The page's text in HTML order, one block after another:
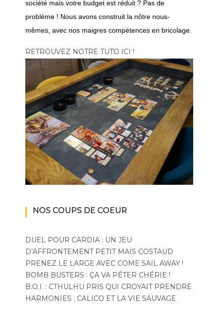
société mais votre budget est réduit ? Pas de
problème ! Nous avons construit la nôtre nous-
mêmes, avec nos maigres compétences en bricolage.
RETROUVEZ NOTRE TUTO ICI !
NOS COUPS DE COEUR
DUEL POUR CARDIA : UN JEU
D’AFFRONTEMENT PETIT MAIS COSTAUD
PRENEZ LE LARGE AVEC COME SAIL AWAY !
BOMB BUSTERS : ÇA VA PÉTER CHÉRIE !
B.O.I. : CTHULHU PRIS QUI CROYAIT PRENDRE
HARMONIES : CALICO ET LA VIE SAUVAGE